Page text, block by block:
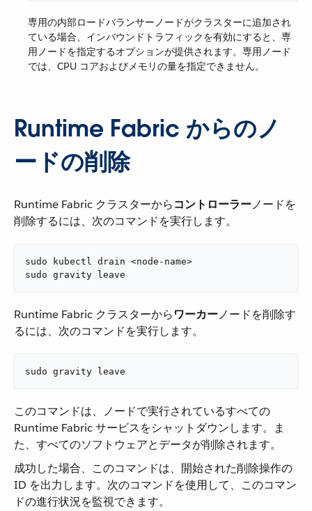
専用の内部ロードバランサーノードがクラスターに追加され
ている場合、インバウンドトラフィックを有効にすると、専
用ノードを指定するオプションが提供されます。専用ノード
では、CPU コアおよびメモリの量を指定できません。
Runtime Fabric からのノ
ードの削除
Runtime Fabric クラスターから​コントローラー​ノードを
削除するには、次のコマンドを実行します。
sudo kubectl drain <node-name>
sudo gravity leave
Runtime Fabric クラスターから​ワーカー​ノードを削除す
るには、次のコマンドを実行します。
sudo gravity leave
このコマンドは、ノードで実行されているすべての
Runtime Fabric サービスをシャットダウンします。ま
た、すべてのソフトウェアとデータが削除されます。
成功した場合、このコマンドは、開始された削除操作の
ID を出力します。次のコマンドを使用して、このコマン
ドの進行状況を監視できます。